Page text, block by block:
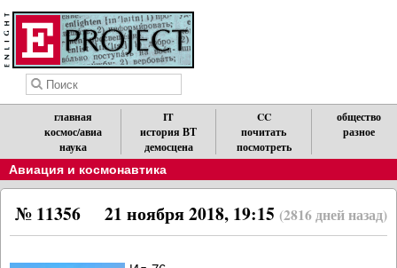
главная
космос/авиа
наука
IT
история ВТ
демосцена
CC
почитать
посмотреть
общество
разное
Авиация и космонавтика
21 ноября 2018, 19:15 (2816 дней назад)
№ 11356